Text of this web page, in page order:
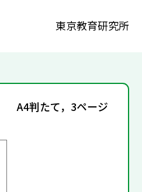
東京教育研究所
A4判たて，3ページ